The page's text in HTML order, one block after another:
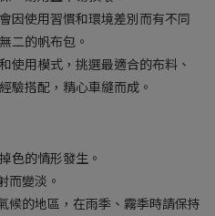
因使用習慣和環境差別而有不同
二的帆布包。
使用模式，挑選最適合的布料、
驗搭配，精心車縫而成。
色的情形發生。
變淡。
的地區，在雨季、霧季時請保持